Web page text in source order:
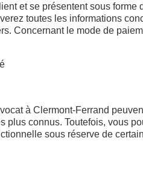
et se présentent sous forme
toutes les informations
Concernant le mode de
à Clermont-Ferrand
plus connus. Toutefois, vous
sous réserve de